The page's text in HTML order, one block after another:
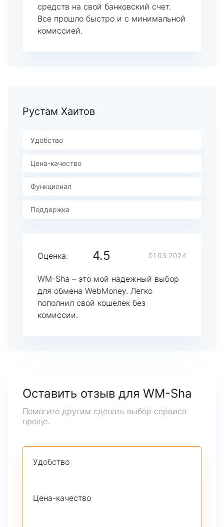
средств на свой банковский счет.
Все прошло быстро и с минимальной
комиссией.
Рустам Хаитов
Удобство
Цена-качество
Функционал
Поддержка
Оценка: 4.5 01.03.2024
WM-Sha – это мой надежный выбор
для обмена WebMoney. Легко
пополнил свой кошелек без
комиссии.
Оставить отзыв для WM-Sha
Помогите другим сделать выбор сервиса
проще.
Удобство
Цена-качество